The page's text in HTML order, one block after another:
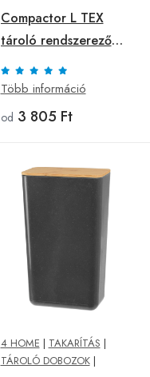
Compactor L TEX
tároló rendszerező
fiókba, 30 x12 x 7 cm,
taupe, világosbarna, L
Több információ
od 3 805 Ft
4 HOME | TAKARÍTÁS |
TÁROLÓ DOBOZOK|